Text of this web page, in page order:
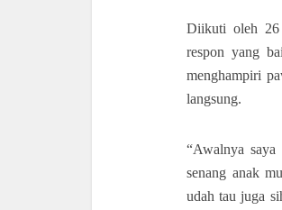
Diikuti oleh 26
respon yang
menghampiri
langsung.
“Awalnya
senang anak
udah tau juga